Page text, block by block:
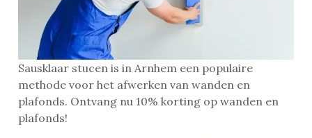
Sausklaar stucen is in Arnhem een populaire
methode voor het afwerken van wanden en
plafonds. Ontvang nu 10% korting op wanden en
plafonds!